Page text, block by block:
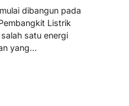
dibangun pada
Listrik
satu energi
yang…